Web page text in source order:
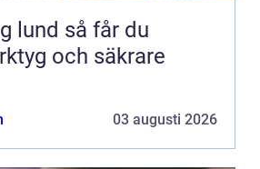
får du
och säkrare
03 augusti 2026